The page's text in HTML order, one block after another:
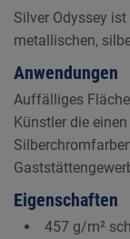
Silver Odyssey
metallischen,
Anwendungen
Auffälliges
Künstler die
Eigenschaften
457 g/m²